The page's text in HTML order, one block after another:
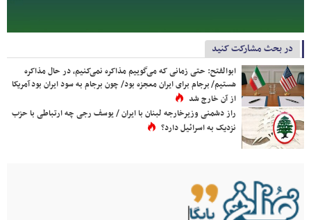
در بحث مشارکت کنید
ابوالفتح: حتی زمانی که می‌گوییم مذاکره نمی‌کنیم، در حال مذاکره
هستیم/ برجام برای ایران معجزه بود/ چون برجام به سود ایران بود آمریکا
از آن خارج شد
راز دشمنی وزیرخارجه لبنان با ایران / یوسف رجی چه ارتباطی با حزب
نزدیک به اسرائیل دارد؟